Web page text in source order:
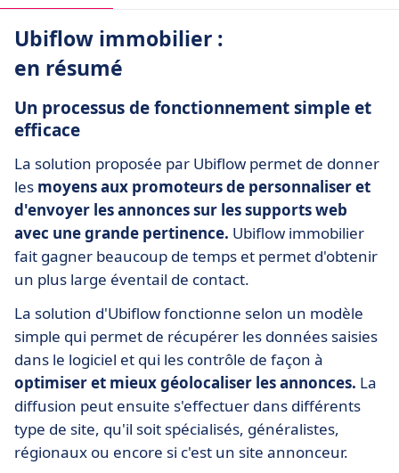
Ubiflow immobilier :
en résumé
Un processus de fonctionnement simple et
efficace
La solution proposée par Ubiflow permet de donner
les moyens aux promoteurs de personnaliser et
d'envoyer les annonces sur les supports web
avec une grande pertinence. Ubiflow immobilier
fait gagner beaucoup de temps et permet d'obtenir
un plus large éventail de contact.
La solution d'Ubiflow fonctionne selon un modèle
simple qui permet de récupérer les données saisies
dans le logiciel et qui les contrôle de façon à
optimiser et mieux géolocaliser les annonces. La
diffusion peut ensuite s'effectuer dans différents
type de site, qu'il soit spécialisés, généralistes,
régionaux ou encore si c'est un site annonceur.